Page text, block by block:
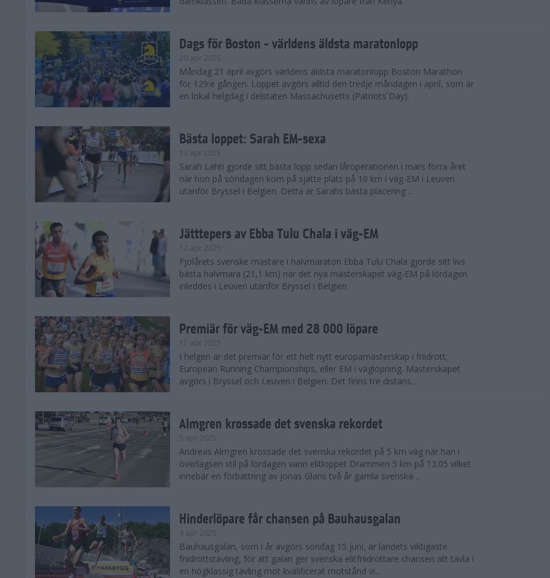
Dags för Boston - världens äldsta maratonlopp
20 apr 2025
Måndag 21 april avgörs världens äldsta maratonlopp Boston Marathon
för 129:e gången. Loppet avgörs alltid den tredje måndagen i april, som är
en lokal helgdag i delstaten Massachusetts (Patriots´Day).
Bästa loppet: Sarah EM-sexa
13 apr 2025
Sarah Lahti gjorde sitt bästa lopp sedan låroperationen i mars förra året
när hon på söndagen kom på sjätte plats på 10 km i väg-EM i Leuven
utanför Bryssel i Belgien. Detta är Sarahs bästa placering ...
Jätttepers av Ebba Tulu Chala i väg-EM
12 apr 2025
Fjolårets svenske mästare i halvmaraton Ebba Tulu Chala gjorde sitt livs
bästa halvmara (21,1 km) när det nya mästerskapet väg-EM på lördagen
inleddes i Leuven utanför Bryssel i Belgien
Premiär för väg-EM med 28 000 löpare
11 apr 2025
I helgen är det premiär för ett helt nytt europamästerskap i friidrott;
European Running Championships, eller EM i väglöpning. Mästerskapet
avgörs i Bryssel och Leuven i Belgien. Det finns tre distans...
Almgren krossade det svenska rekordet
5 apr 2025
Andreas Almgren krossade det svenska rekordet på 5 km väg när han i
överlägsen stil på lördagen vann elitloppet Drammen 5 km på 13.05 vilket
innebär en förbättring av Jonas Glans två år gamla svenska ...
Hinderlöpare får chansen på Bauhausgalan
4 apr 2025
Bauhausgalan, som i år avgörs söndag 15 juni, är landets viktigaste
friidrottstävling, för att galan ger svenska elitfriidrottare chansen att tävla i
en högklassig tävling mot kvalificerat motstånd vi...